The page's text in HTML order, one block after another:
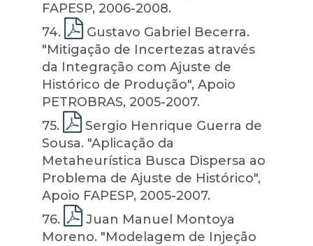
FAPESP, 2006-2008.
74.
Gustavo Gabriel Becerra.
"Mitigação de Incertezas através
da Integração com Ajuste de
Histórico de Produção", Apoio
PETROBRAS, 2005-2007.
75.
Sergio Henrique Guerra de
Sousa. "Aplicação da
Metaheurística Busca Dispersa ao
Problema de Ajuste de Histórico",
Apoio FAPESP, 2005-2007.
76.
Juan Manuel Montoya
Moreno. "Modelagem de Injeção